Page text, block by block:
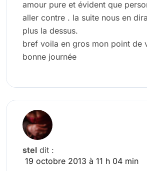
amour pure et évident que
aller contre . la suite nous en
plus la dessus.
bref voila en gros mon point de
bonne journée
stel dit :
19 octobre 2013 à 11 h 04 min